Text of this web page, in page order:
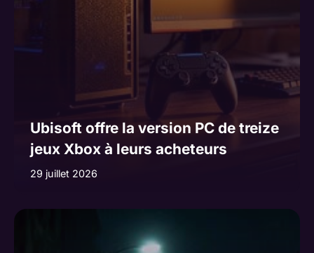
Ubisoft offre la version PC de treize
jeux Xbox à leurs acheteurs
29 juillet 2026